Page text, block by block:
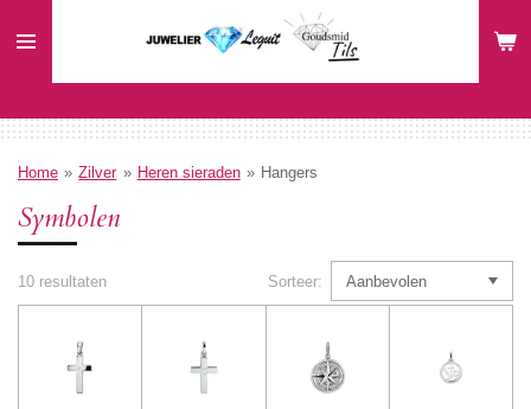
direct
hoofdinhoud
Home » Zilver » Heren sieraden » Hangers
Symbolen
10 resultaten Sorteer: